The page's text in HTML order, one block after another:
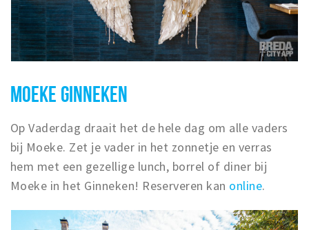
MOEKE GINNEKEN
Op Vaderdag draait het de hele dag om alle vaders
bij Moeke. Zet je vader in het zonnetje en verras
hem met een gezellige lunch, borrel of diner bij
Moeke in het Ginneken! Reserveren kan online.